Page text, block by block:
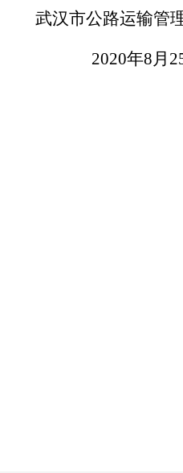
武汉市公路运输管
2020年8月